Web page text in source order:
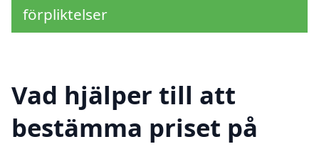
förpliktelser
Vad hjälper till att
bestämma priset på